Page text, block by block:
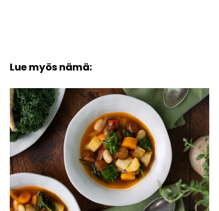
Lue myös nämä: